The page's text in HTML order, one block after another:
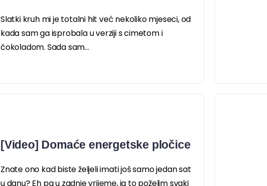
Slatki kruh mi je totalni hit već nekoliko mjeseci, od
kada sam ga isprobala u verziji s cimetom i
čokoladom. Sada sam...
[Video] Domaće energetske pločice
Znate ono kad biste željeli imati još samo jedan sat
u danu? Eh pa u zadnje vrijeme, ja to poželim svaki